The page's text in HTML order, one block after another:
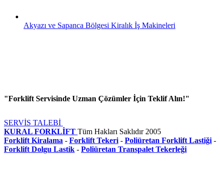
Akyazı ve Sapanca Bölgesi Kiralık İş Makineleri
"Forklift Servisinde Uzman Çözümler İçin Teklif Alın!"
SERVİS TALEBİ
KURAL FORKLİFT Tüm Hakları Saklıdır 2005
Forklift Kiralama - Forklift Tekeri - Poliüretan Forklift Lastiği -
Forklift Dolgu Lastik - Poliüretan Transpalet Tekerleği